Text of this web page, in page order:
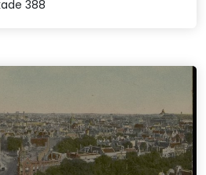
388